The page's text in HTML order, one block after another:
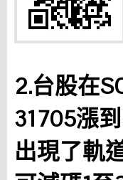
2.台股在
31705漲
出現了軌